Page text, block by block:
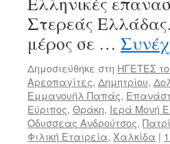
Στερεάς
μέρος σε …
Δημοσιεύθηκε στη ΗΓΕΤΕΣ
Αρεοπαγίτες, Δημητρίου,
Εμμανουήλ Παπάς,
Εύριπος, Θράκη, Ιερά Μονή
Οδυσσεας Ανδρούτσος,
Φιλική Εταιρεία, Χαλκίδα |